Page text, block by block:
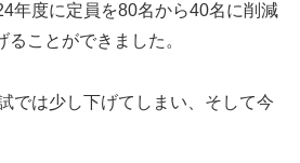
年度に定員を80名から40名に削減
ことができました。
では少し下げてしまい、そして今